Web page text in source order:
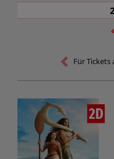
Für Tickets
2D